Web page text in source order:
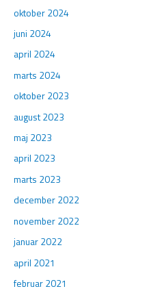
oktober 2024
juni 2024
april 2024
marts 2024
oktober 2023
august 2023
maj 2023
april 2023
marts 2023
december 2022
november 2022
januar 2022
april 2021
februar 2021